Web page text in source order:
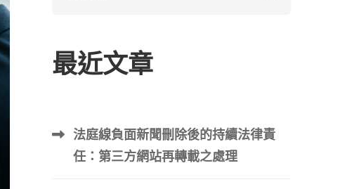
for:
最近文章
法庭線負面新聞刪除後的持續法律責
任：第三方網站再轉載之處理